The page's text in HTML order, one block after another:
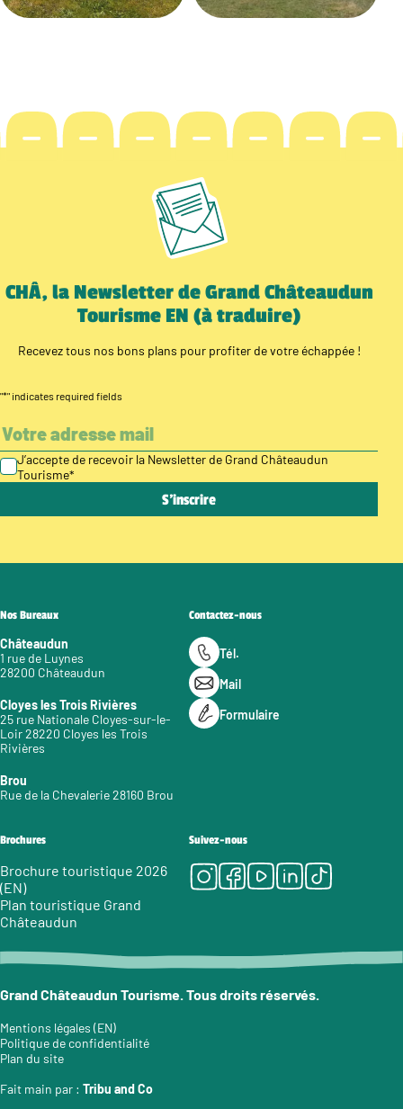
CHÂ, la Newsletter de Grand Châteaudun
Tourisme EN (à traduire)
Recevez tous nos bons plans pour profiter de votre échappée !
"*" indicates required fields
J’accepte de recevoir la Newsletter de Grand Châteaudun
Tourisme*
Nos Bureaux
Châteaudun
1 rue de Luynes
28200 Châteaudun
Cloyes les Trois Rivières
25 rue Nationale Cloyes-sur-le-
Loir 28220 Cloyes les Trois
Rivières
Brou
Rue de la Chevalerie 28160 Brou
Contactez-nous
Tél.
Mail
Formulaire
Brochures
Brochure touristique 2026
(EN)
Plan touristique Grand
Châteaudun
Suivez-nous
Instagram
Facebook
Youtube
LinkedIn
Tiktok
Grand Châteaudun Tourisme. Tous droits réservés.
Mentions légales (EN)
Politique de confidentialité
Plan du site
Fait main par : Tribu and Co